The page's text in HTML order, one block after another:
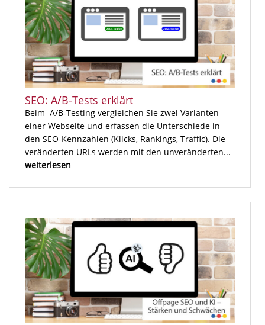
SEO: A/B-Tests erklärt
Beim A/B-Testing vergleichen Sie zwei Varianten
einer Webseite und erfassen die Unterschiede in
den SEO-Kennzahlen (Klicks, Rankings, Traffic). Die
veränderten URLs werden mit den unveränderten...
weiterlesen